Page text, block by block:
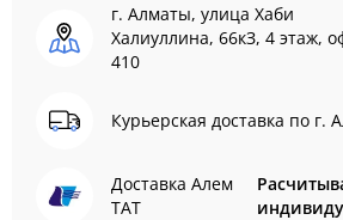
г. Алматы, улица Хаби
Халиуллина, 66кЗ, 4 этаж,
410
Курьерская доставка по г.
Доставка Алем
ТАТ